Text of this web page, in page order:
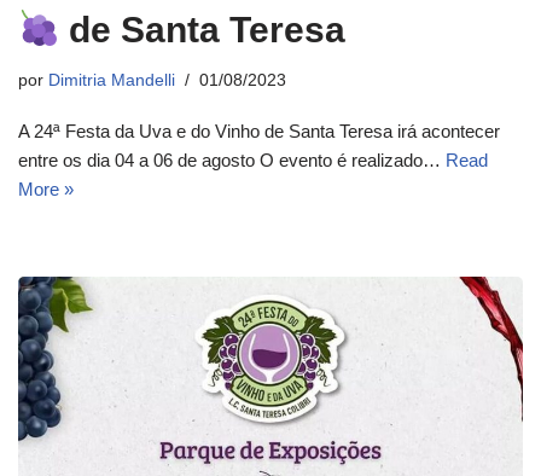
de Santa Teresa
por Dimitria Mandelli 01/08/2023
A 24ª Festa da Uva e do Vinho de Santa Teresa irá acontecer
entre os dia 04 a 06 de agosto O evento é realizado… Read
More »